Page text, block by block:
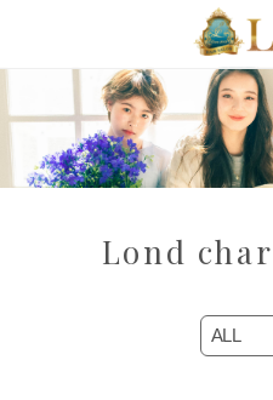
Lond